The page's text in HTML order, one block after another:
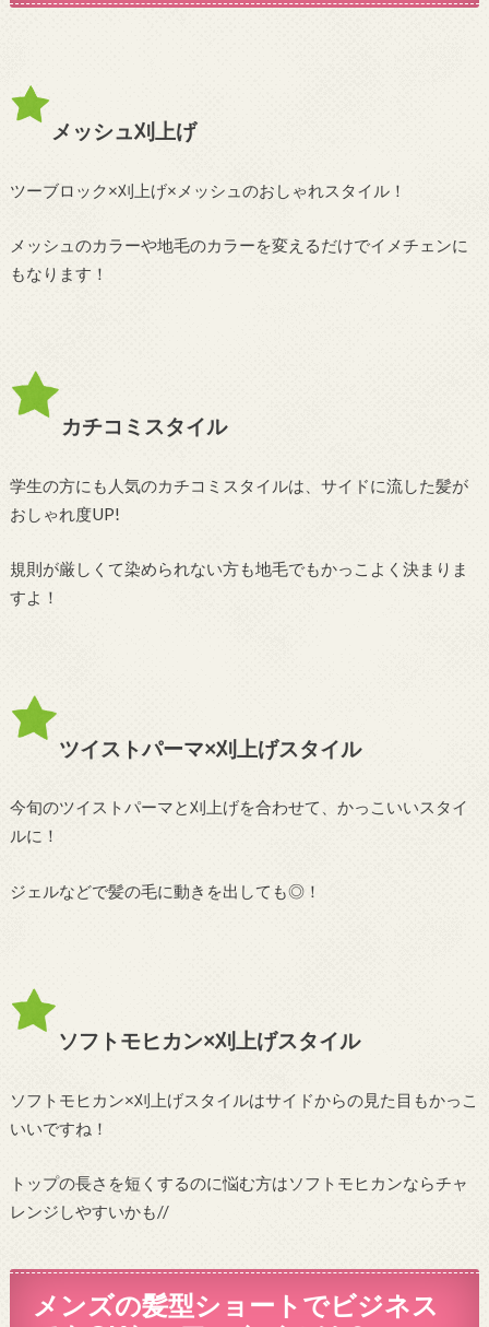
メッシュ刈上げ
ツーブロック×刈上げ×メッシュのおしゃれスタイル！
メッシュのカラーや地毛のカラーを変えるだけでイメチェンに
もなります！
カチコミスタイル
学生の方にも人気のカチコミスタイルは、サイドに流した髪が
おしゃれ度UP!
規則が厳しくて染められない方も地毛でもかっこよく決まりま
すよ！
ツイストパーマ×刈上げスタイル
今旬のツイストパーマと刈上げを合わせて、かっこいいスタイ
ルに！
ジェルなどで髪の毛に動きを出しても◎！
ソフトモヒカン×刈上げスタイル
ソフトモヒカン×刈上げスタイルはサイドからの見た目もかっこ
いいですね！
トップの長さを短くするのに悩む方はソフトモヒカンならチャ
レンジしやすいかも//
メンズの髪型ショートでビジネス